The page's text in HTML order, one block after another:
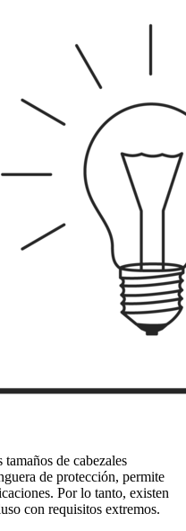
de cabezales
de protección, permite
Por lo tanto, existen
con requisitos extremos.